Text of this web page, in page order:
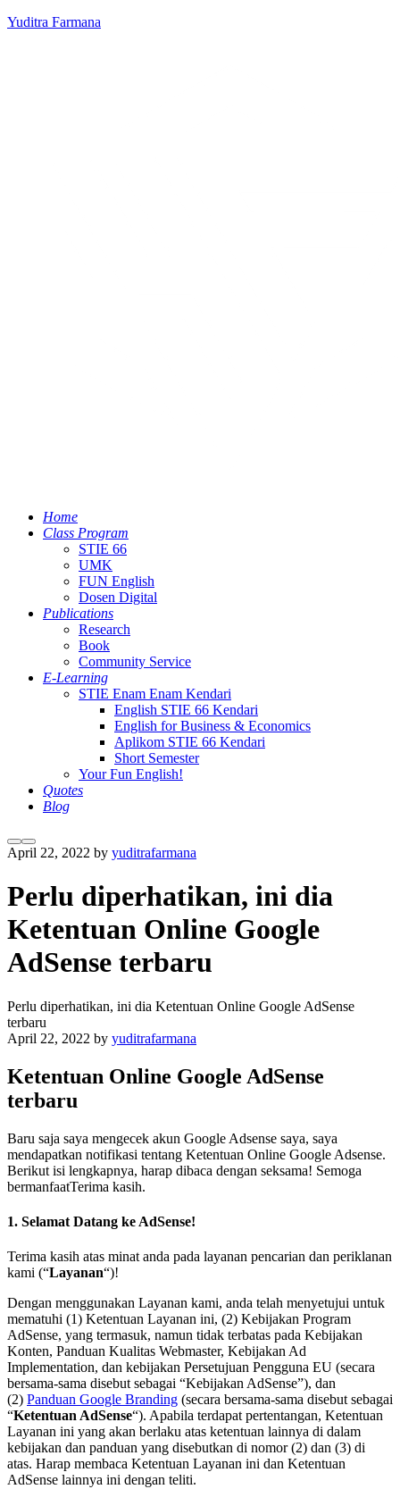
Yuditra Farmana
Home
Class Program
STIE 66
UMK
FUN English
Dosen Digital
Publications
Research
Book
Community Service
E-Learning
STIE Enam Enam Kendari
English STIE 66 Kendari
English for Business & Economics
Aplikom STIE 66 Kendari
Short Semester
Your Fun English!
Quotes
Blog
More
info
Main
menu
April 22, 2022 by yuditrafarmana
Perlu diperhatikan, ini dia
Ketentuan Online Google
AdSense terbaru
Perlu diperhatikan, ini dia Ketentuan Online Google AdSense
terbaru
April 22, 2022 by yuditrafarmana
Ketentuan Online Google AdSense
terbaru
Baru saja saya mengecek akun Google Adsense saya, saya
mendapatkan notifikasi tentang Ketentuan Online Google Adsense.
Berikut isi lengkapnya, harap dibaca dengan seksama! Semoga
bermanfaatTerima kasih.
1. Selamat Datang ke AdSense!
Terima kasih atas minat anda pada layanan pencarian dan periklanan
kami (“Layanan“)!
Dengan menggunakan Layanan kami, anda telah menyetujui untuk
mematuhi (1) Ketentuan Layanan ini, (2) Kebijakan Program
AdSense, yang termasuk, namun tidak terbatas pada Kebijakan
Konten, Panduan Kualitas Webmaster, Kebijakan Ad
Implementation, dan kebijakan Persetujuan Pengguna EU (secara
bersama-sama disebut sebagai “Kebijakan AdSense”), dan
(2) Panduan Google Branding (secara bersama-sama disebut sebagai
“Ketentuan AdSense“). Apabila terdapat pertentangan, Ketentuan
Layanan ini yang akan berlaku atas ketentuan lainnya di dalam
kebijakan dan panduan yang disebutkan di nomor (2) dan (3) di
atas. Harap membaca Ketentuan Layanan ini dan Ketentuan
AdSense lainnya ini dengan teliti.